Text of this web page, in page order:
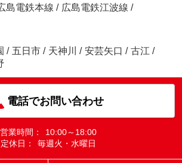
島電鉄本線 / 広島電鉄江波線 /
/ 五日市 / 天神川 / 安芸矢口 / 古江 /
電話でお問い合わせ
営業時間：
10:00～18:00
定休日：
毎週火・水曜日